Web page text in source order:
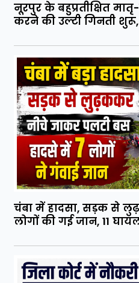
नूरपुर के बहुप्रतीक्षित
करने की उल्टी गिनती
चंबा में हादसा, सड़क से
लोगों की गई जान, 11